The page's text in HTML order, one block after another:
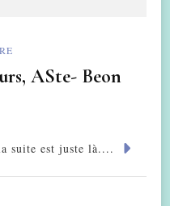
ASte- Beon
suite est juste là....